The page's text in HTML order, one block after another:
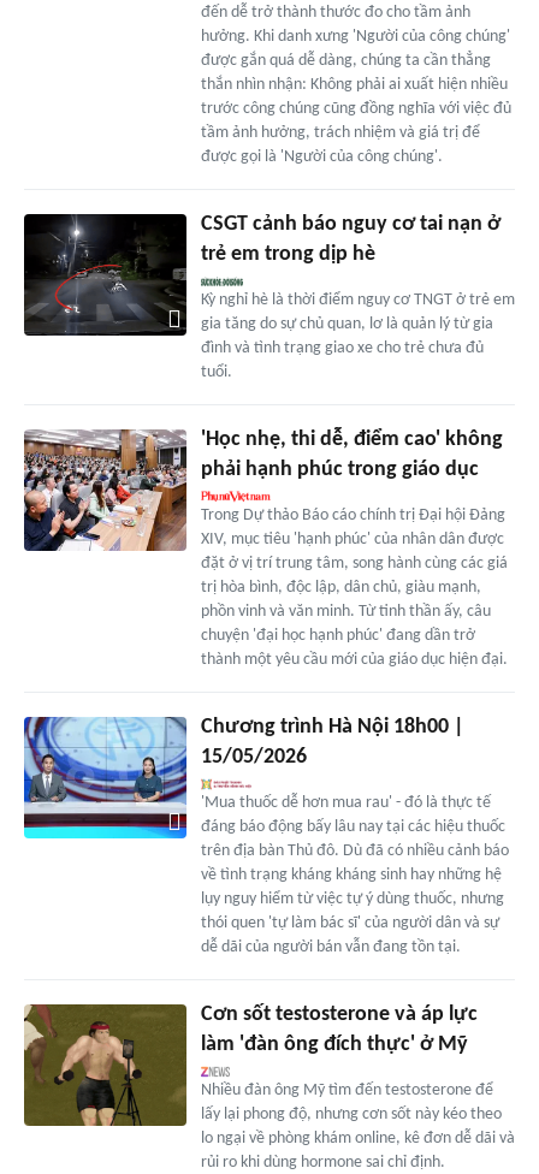
đến dễ trở thành thước đo cho tầm ảnh
hưởng. Khi danh xưng 'Người của công chúng'
được gắn quá dễ dàng, chúng ta cần thẳng
thắn nhìn nhận: Không phải ai xuất hiện nhiều
trước công chúng cũng đồng nghĩa với việc đủ
tầm ảnh hưởng, trách nhiệm và giá trị để
được gọi là 'Người của công chúng'.
CSGT cảnh báo nguy cơ tai nạn ở
trẻ em trong dịp hè
Kỳ nghỉ hè là thời điểm nguy cơ TNGT ở trẻ em
gia tăng do sự chủ quan, lơ là quản lý từ gia
đình và tình trạng giao xe cho trẻ chưa đủ
tuổi.
'Học nhẹ, thi dễ, điểm cao' không
phải hạnh phúc trong giáo dục
Trong Dự thảo Báo cáo chính trị Đại hội Đảng
XIV, mục tiêu 'hạnh phúc' của nhân dân được
đặt ở vị trí trung tâm, song hành cùng các giá
trị hòa bình, độc lập, dân chủ, giàu mạnh,
phồn vinh và văn minh. Từ tinh thần ấy, câu
chuyện 'đại học hạnh phúc' đang dần trở
thành một yêu cầu mới của giáo dục hiện đại.
Chương trình Hà Nội 18h00 |
15/05/2026
'Mua thuốc dễ hơn mua rau' - đó là thực tế
đáng báo động bấy lâu nay tại các hiệu thuốc
trên địa bàn Thủ đô. Dù đã có nhiều cảnh báo
về tình trạng kháng kháng sinh hay những hệ
lụy nguy hiểm từ việc tự ý dùng thuốc, nhưng
thói quen 'tự làm bác sĩ' của người dân và sự
dễ dãi của người bán vẫn đang tồn tại.
Cơn sốt testosterone và áp lực
làm 'đàn ông đích thực' ở Mỹ
Nhiều đàn ông Mỹ tìm đến testosterone để
lấy lại phong độ, nhưng cơn sốt này kéo theo
lo ngại về phòng khám online, kê đơn dễ dãi và
rủi ro khi dùng hormone sai chỉ định.